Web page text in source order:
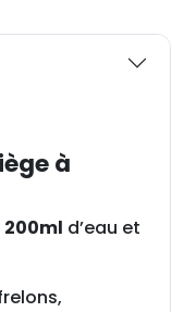
à
200ml d’eau et